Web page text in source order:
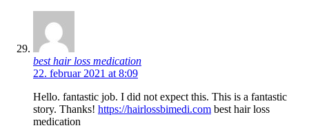
best hair loss medication
22. februar 2021 at 8:09
Hello. fantastic job. I did not expect this. This is a fantastic
story. Thanks! https://hairlossbimedi.com best hair loss
medication